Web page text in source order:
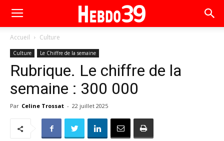
Accueil Culture
Culture Le Chiffre de la semaine
Rubrique. Le chiffre de la
semaine : 300 000
Par Celine Trossat - 22 juillet 2025